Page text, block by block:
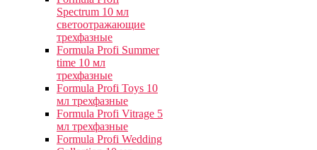
Spectrum 10 мл
светоотражающие
трехфазные
Formula Profi Summer
time 10 мл
трехфазные
Formula Profi Toys 10
мл трехфазные
Formula Profi Vitrage 5
мл трехфазные
Formula Profi Wedding